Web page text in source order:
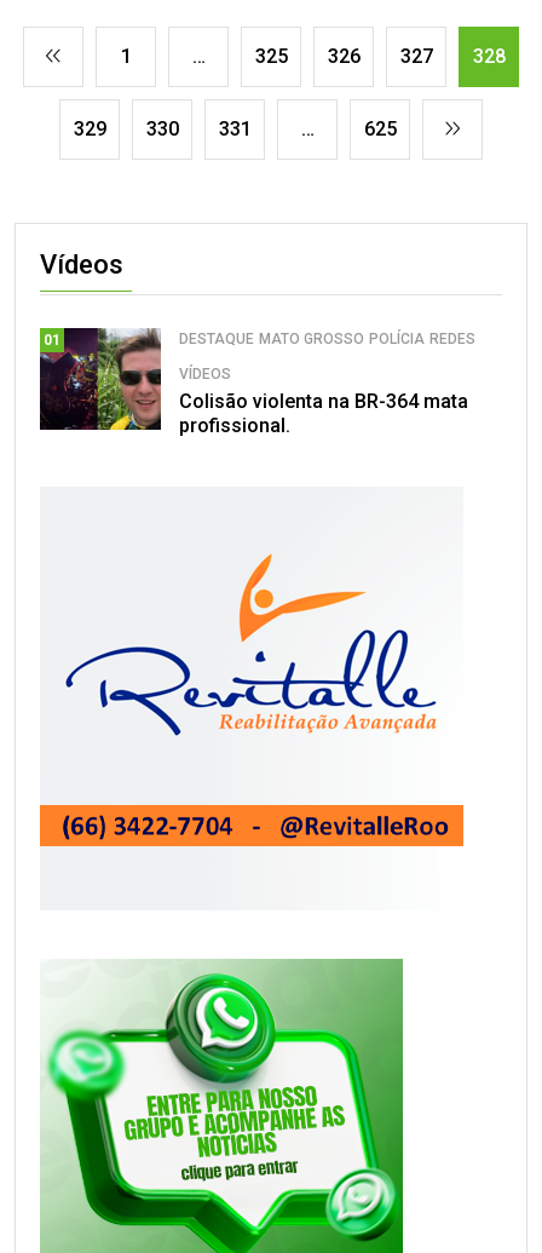
1 … 325 326 327 328
329 330 331 … 625
Vídeos
01 DESTAQUE MATO GROSSO POLÍCIA REDES
VÍDEOS
Colisão violenta na BR-364 mata
profissional.